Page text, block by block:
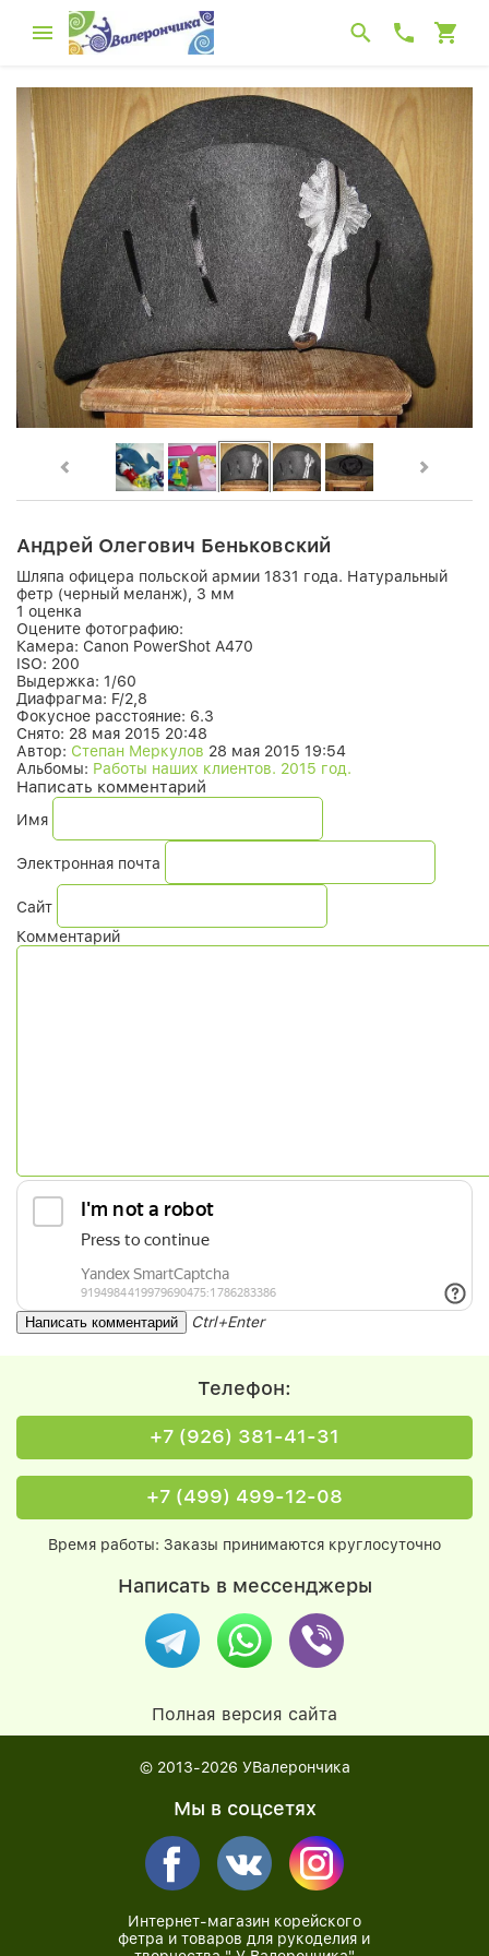
Андрей Олегович Беньковский
Шляпа офицера польской армии 1831 года. Натуральный
фетр (черный меланж), 3 мм
1 оценка
Оцените фотографию:
Камера: Canon PowerShot A470
ISO: 200
Выдержка: 1/60
Диафрагма: F/2,8
Фокусное расстояние: 6.3
Снято: 28 мая 2015 20:48
Автор: Степан Меркулов 28 мая 2015 19:54
Альбомы: Работы наших клиентов. 2015 год.
Написать комментарий
Имя
Электронная почта
Сайт
Комментарий
Ctrl+Enter
Телефон:
+7 (926) 381-41-31
+7 (499) 499-12-08
Время работы: Заказы принимаются круглосуточно
Написать в мессенджеры
Полная версия сайта
© 2013-2026 УВалерончика
Мы в соцсетях
Интернет-магазин корейского
фетра и товаров для рукоделия и